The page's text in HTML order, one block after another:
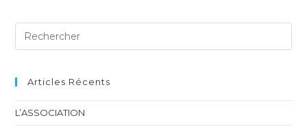
Articles Récents
L’ASSOCIATION